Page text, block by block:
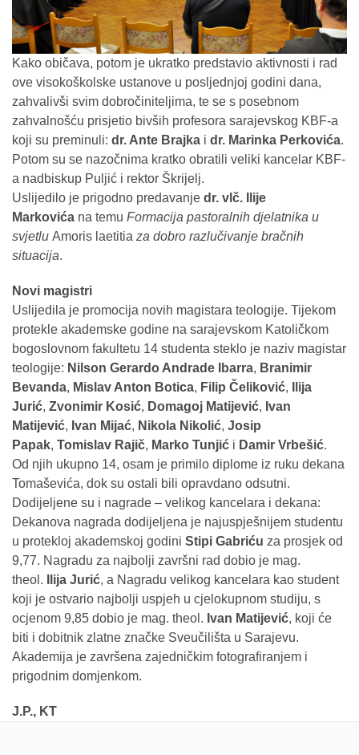
Kako običava, potom je ukratko predstavio aktivnosti i rad
ove visokoškolske ustanove u posljednjoj godini dana,
zahvalivši svim dobročiniteljima, te se s posebnom
zahvalnošću prisjetio bivših profesora sarajevskog KBF-a
koji su preminuli: dr. Ante Brajka i dr. Marinka Perkovića.
Potom su se nazočnima kratko obratili veliki kancelar KBF-
a nadbiskup Puljić i rektor Škrijelj.
Uslijedilo je prigodno predavanje dr. vlč. Ilije
Markovića na temu Formacija pastoralnih djelatnika u
svjetlu Amoris laetitia za dobro razlučivanje bračnih
situacija.
Novi magistri
Uslijedila je promocija novih magistara teologije. Tijekom
protekle akademske godine na sarajevskom Katoličkom
bogoslovnom fakultetu 14 studenta steklo je naziv magistar
teologije: Nilson Gerardo Andrade Ibarra, Branimir
Bevanda, Mislav Anton Botica, Filip Čeliković,
Ilija
Jurić, Zvonimir Kosić, Domagoj Matijević, Ivan
Matijević, Ivan Mijać, Nikola Nikolić, Josip
Papak, Tomislav Rajič, Marko Tunjić i Damir Vrbešić.
Od njih ukupno 14, osam je primilo diplome iz ruku dekana
Tomaševića, dok su ostali bili opravdano odsutni.
Dodijeljene su i nagrade – velikog kancelara i dekana:
Dekanova nagrada dodijeljena je najuspješnijem studentu
u protekloj akademskoj godini Stipi Gabriću za prosjek od
9,77. Nagradu za najbolji završni rad dobio je mag.
theol.
Ilija Jurić, a Nagradu velikog kancelara kao student
koji je ostvario najbolji uspjeh u cjelokupnom studiju, s
ocjenom 9,85 dobio je mag. theol. Ivan Matijević, koji će
biti i dobitnik zlatne značke Sveučilišta u Sarajevu.
Akademija je završena zajedničkim fotografiranjem i
prigodnim domjenkom.
J.P., KT